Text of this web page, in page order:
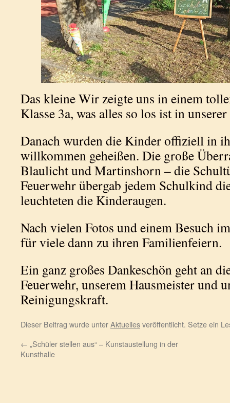
Das kleine Wir zeigte uns in einem
Klasse 3a, was alles so los ist in
Danach wurden die Kinder offiziell in
willkommen geheißen. Die große
Blaulicht und Martinshorn – die
Feuerwehr übergab jedem Schulkind
leuchteten die Kinderaugen.
Nach vielen Fotos und einem Besuch
für viele dann zu ihren Familienfeiern.
Ein ganz großes Dankeschön geht an
Feuerwehr, unserem Hausmeister und
Reinigungskraft.
Dieser Beitrag wurde unterAktuellesveröffentlicht. Setze ein
← „Schüler stellen aus“ – Kunstaustellung in der
Kunsthalle